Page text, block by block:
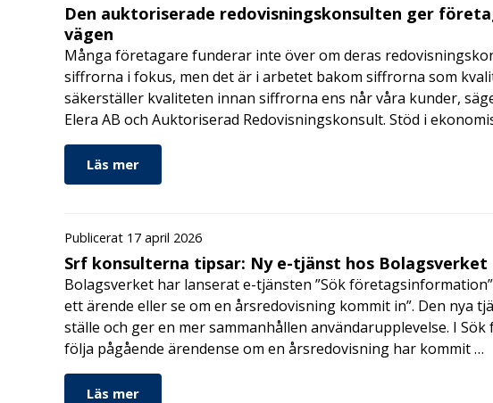
Den auktoriserade redovisningskonsulten ger
vägen
Många företagare funderar inte över om deras
siffrorna i fokus, men det är i arbetet bakom siffrorna som
säkerställer kvaliteten innan siffrorna ens når våra kunder,
Elera AB och Auktoriserad Redovisningskonsult. Stöd i
Läs mer
Publicerat 17 april 2026
Srf konsulterna tipsar: Ny e-tjänst hos Bolagsverket
Bolagsverket har lanserat e-tjänsten ”Sök
ett ärende eller se om en årsredovisning kommit in”. Den nya
ställe och ger en mer sammanhållen användarupplevelse. I
följa pågående ärendense om en årsredovisning har kommit …
Läs mer